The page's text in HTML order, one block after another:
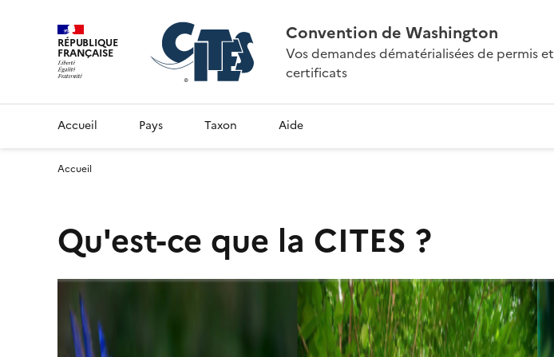
RÉPUBLIQUE
FRANÇAISE
Convention de Washington
Vos demandes dématérialisées de permis et
certificats
Accueil Pays Taxon Aide
Accueil
Qu'est-ce que la CITES ?